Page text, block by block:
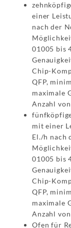
einer
nach der
01005 bis
Chip-
QFP,
maximale
Anzahl
mit einer
El./h nach
01005 bis
Chip-
QFP,
maximale
Anzahl
Ofen für